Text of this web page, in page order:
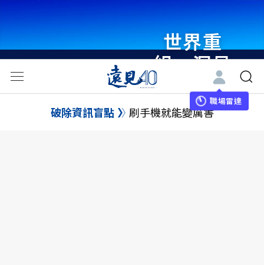
世界重
組・洞見
未來 與
世界領袖
職場雷達
破除資訊盲點 刷手機就能變厲害